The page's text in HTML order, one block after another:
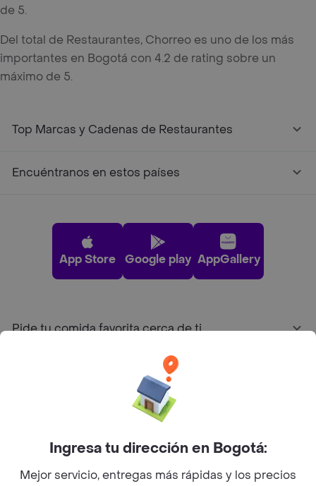
de 5.
Del total de Restaurantes, Chorreo es uno de los más
importantes en Bogotá con 4.2 de rating sobre un
máximo de 5.
Top Marcas y Cadenas de Restaurantes
Encuéntranos en estos países
App Store Google play AppGallery
Pide tu comida favorita cerca de ti
Sobre RappiIngresa tu dirección en Bogotá:
Mejor servicio, entregas más rápidas y los precios